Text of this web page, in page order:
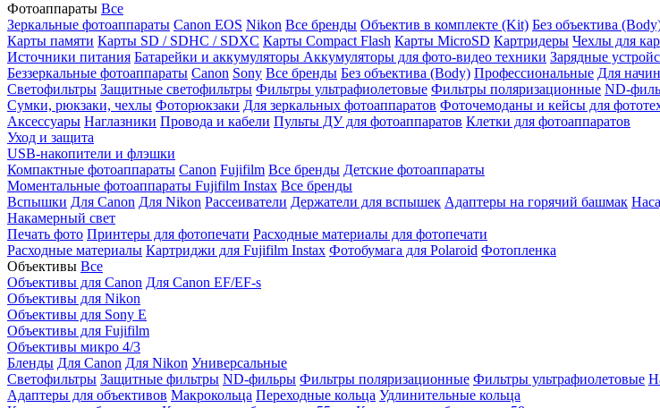
Фотоаппараты Все
Зеркальные фотоаппараты Canon EOS Nikon Все бренды Объектив в комплекте (Kit) Без объектива
Карты памяти Карты SD / SDHC / SDXC Карты Compact Flash Карты MicroSD Картридеры Чехлы для
Источники питания Батарейки и аккумуляторы Аккумуляторы для фото-видео техники Зарядные
Беззеркальные фотоаппараты Canon Sony Все бренды Без объектива (Body) Профессиональные Для
Светофильтры Защитные светофильтры Фильтры ультрафиолетовые Фильтры поляризационные ND-
Сумки, рюкзаки, чехлы Фоторюкзаки Для зеркальных фотоаппаратов Фоточемоданы и кейсы для
Аксессуары Наглазники Провода и кабели Пульты ДУ для фотоаппаратов Клетки для фотоаппаратов
Уход и защита
USB-накопители и флэшки
Компактные фотоаппараты Canon Fujifilm Все бренды Детские фотоаппараты
Моментальные фотоаппараты Fujifilm Instax Все бренды
Вспышки Для Canon Для Nikon Рассеиватели Держатели для вспышек Адаптеры на горячий башмак
Накамерный свет
Печать фото Принтеры для фотопечати Расходные материалы для фотопечати
Расходные материалы Картриджи для Fujifilm Instax Фотобумага для Polaroid Фотопленка
Объективы Все
Объективы для Canon Для Canon EF/EF-s
Объективы для Nikon
Объективы для Sony E
Объективы для Fujifilm
Объективы микро 4/3
Бленды Для Canon Для Nikon Универсальные
Светофильтры Защитные фильтры ND-фильры Фильтры поляризационные Фильтры ультрафиолетовые
Адаптеры для объективов Макрокольца Переходные кольца Удлинительные кольца